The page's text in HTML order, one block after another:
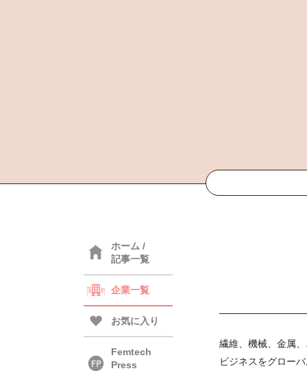
ホーム /
記事一覧
企業一覧
お気に入り
Femtech
Press
繊維、機械、金属
ビジネスをグロー